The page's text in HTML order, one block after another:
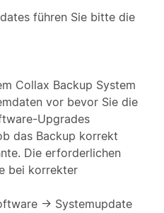
führen Sie bitte die
Collax Backup System
vor bevor Sie die
Upgrades
das Backup korrekt
Die erforderlichen
bei korrekter
→ Systemupdate